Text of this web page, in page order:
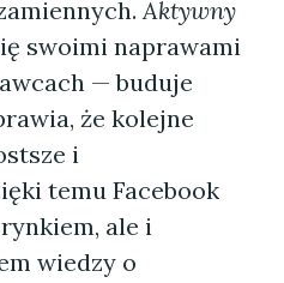
Aktywny
swoimi naprawami
— buduje
że kolejne
i
temu Facebook
ale i
wiedzy o